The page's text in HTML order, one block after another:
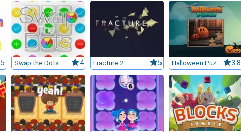
5 Swap the Dots 4 Fracture 2 5 Halloween Puzzle 3.8